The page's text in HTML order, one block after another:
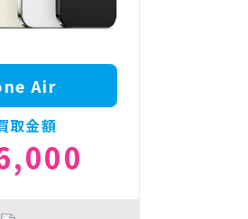
Air
取金額